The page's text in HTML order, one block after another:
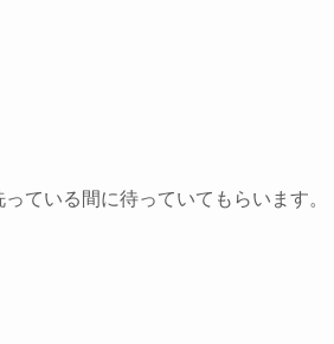
ている間に待っていてもらいます。